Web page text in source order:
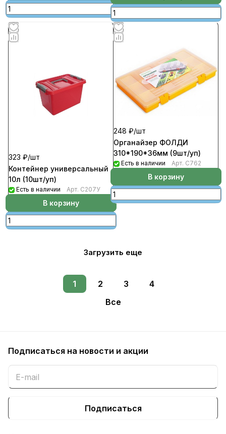
323 ₽/шт
Контейнер универсальный
10л (10шт/уп)
Есть в наличии Арт. С207У
В корзину
248 ₽/шт
Органайзер ФОЛДИ
310*190*36мм (9шт/уп)
Есть в наличии Арт. С762
В корзину
Загрузить еще
1 2 3
4
Все
Подписаться на новости и акции
Подписаться